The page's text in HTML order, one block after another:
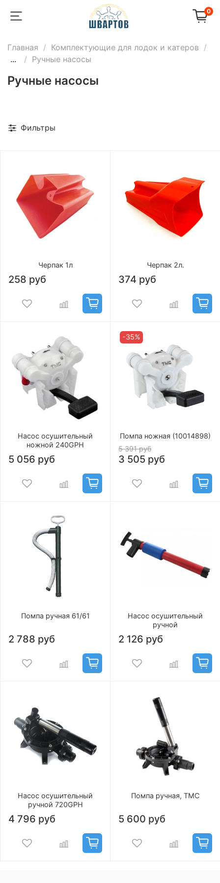
0
Главная
Комплектующие для лодок и катеров
...
Ручные насосы
Ручные насосы
Фильтры
Черпак 1л
258 руб
Черпак 2л.
374 руб
Насос осушительный
ножной 240GPH
5 056 руб
-35%
Помпа ножная (10014898)
5 391 руб
3 505 руб
Помпа ручная 61/61
2 788 руб
Насос осушительный
ручной
2 126 руб
Насос осушительный
ручной 720GPH
4 796 руб
Помпа ручная, TMC
5 600 руб